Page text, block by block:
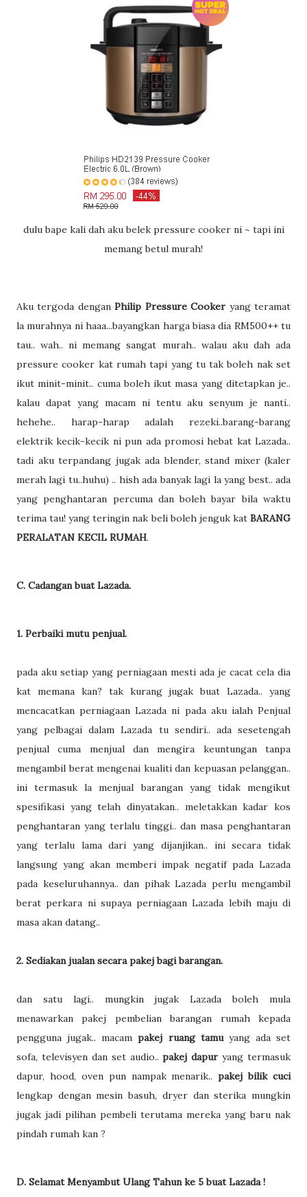
dulu bape kali dah aku belek pressure cooker ni ~ tapi ini
memang betul murah!
Aku tergoda denganPhilip Pressure Cooker yang teramat
la murahnya ni haaa...bayangkan harga biasa dia RM500++ tu
tau.. wah.. ni memang sangat murah.. walau aku dah ada
pressure cooker kat rumah tapi yang tu tak boleh nak set
ikut minit-minit.. cuma boleh ikut masa yang ditetapkan je..
kalau dapat yang macam ni tentu aku senyum je nanti..
hehehe.. harap-harap adalah rezeki..barang-barang
elektrik kecik-kecik ni pun ada promosi hebat kat Lazada..
tadi aku terpandang jugak ada blender, stand mixer (kaler
merah lagi tu..huhu) .. hish ada banyak lagi la yang best.. ada
yang penghantaran percuma dan boleh bayar bila waktu
terima tau! yang teringin nak beli boleh jenguk kat BARANG
PERALATAN KECIL RUMAH.
C. Cadangan buat Lazada.
1. Perbaiki mutu penjual.
pada aku setiap yang perniagaan mesti ada je cacat cela dia
kat memana kan? tak kurang jugak buat Lazada.. yang
mencacatkan perniagaan Lazada ni pada aku ialah Penjual
yang pelbagai dalam Lazada tu sendiri.. ada sesetengah
penjual cuma menjual dan mengira keuntungan tanpa
mengambil berat mengenai kualiti dan kepuasan pelanggan..
ini termasuk la menjual barangan yang tidak mengikut
spesifikasi yang telah dinyatakan.. meletakkan kadar kos
penghantaran yang terlalu tinggi.. dan masa penghantaran
yang terlalu lama dari yang dijanjikan.. ini secara tidak
langsung yang akan memberi impak negatif pada Lazada
pada keseluruhannya.. dan pihak Lazada perlu mengambil
berat perkara ni supaya perniagaan Lazada lebih maju di
masa akan datang..
2. Sediakan jualan secara pakej bagi barangan.
dan satu lagi.. mungkin jugak Lazada boleh mula
menawarkan pakej pembelian barangan rumah kepada
pengguna jugak.. macampakej ruang tamuyang ada set
sofa, televisyen dan set audio..pakej dapur yang termasuk
dapur, hood, oven pun nampak menarik..pakej bilik cuci
lengkap dengan mesin basuh, dryer dan sterika mungkin
jugak jadi pilihan pembeli terutama mereka yang baru nak
pindah rumah kan ?
D. Selamat Menyambut Ulang Tahun ke 5 buat Lazada !